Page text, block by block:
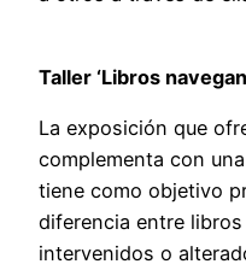
Taller ‘Libros
La exposición que
complementa con
tiene como objetivo
diferencia entre
intervenidos o